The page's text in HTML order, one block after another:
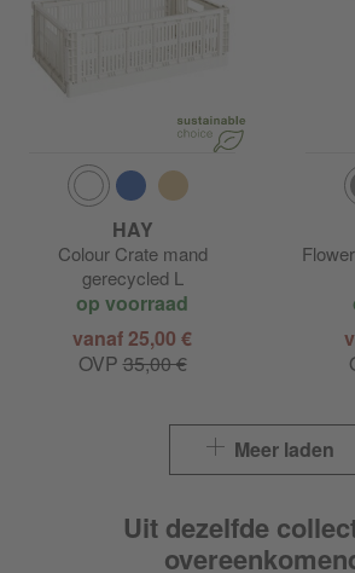
HAY
Colour Crate mand
gerecycled L
op voorraad
vanaf 25,00 €
OVP35,00 €
Meer laden
Uit dezelfde